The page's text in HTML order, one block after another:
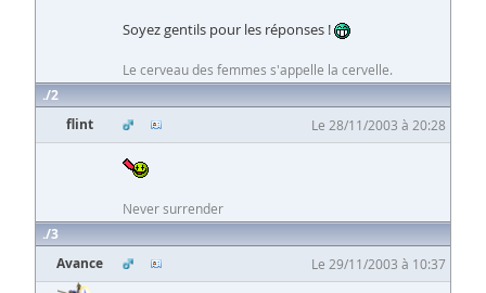
Soyez gentils pour les réponses !
Le cerveau des femmes s'appelle la cervelle.
2
flint
Le 28/11/2003 à 20:28
Never surrender
3
Avance
Le 29/11/2003 à 10:37